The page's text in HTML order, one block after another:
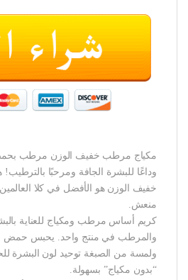
مكياج مرطب خفيف الوزن مرطب بحمض
وداعًا للبشرة الجافة ومرحبًا
خفيف الوزن هو الأفضل في كلا
منعش.
كريم أساس مرطب ومكياج للعناية
والمرطب في منتج واحد. يحبس حمض
ولمسة من الصبغة توحيد لون البشرة
“بدون مكياج” بسهولة.